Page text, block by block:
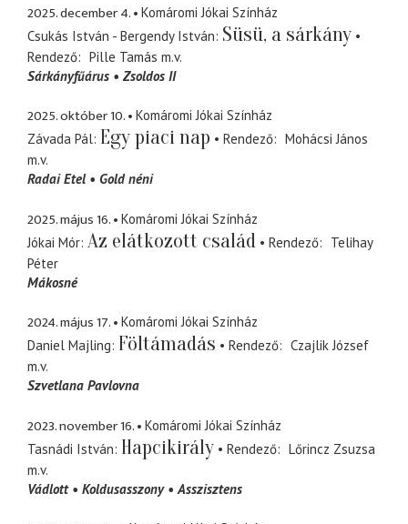
2025. december 4.
Komáromi Jókai Színház
Csukás István - Bergendy István Süsü, a sárkány
Rendező Pille Tamás m.v.
Sárkányfűárus
Zsoldos II
2025. október 10.
Komáromi Jókai Színház
Závada Pál Egy piaci nap Rendező
Mohácsi János
m.v.
Radai Etel
Gold néni
2025. május 16.
Komáromi Jókai Színház
Jókai Mór Az elátkozott család Rendező
Telihay
Péter
Mákosné
2024. május 17.
Komáromi Jókai Színház
Daniel Majling Föltámadás Rendező
Czajlik József
m.v.
Szvetlana Pavlovna
2023. november 16.
Komáromi Jókai Színház
Tasnádi István Hapcikirály Rendező
Lőrincz Zsuzsa
m.v.
Vádlott
Koldusasszony Asszisztens